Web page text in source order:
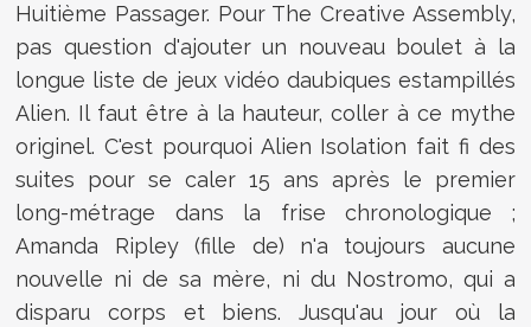
Huitième Passager. Pour The Creative Assembly,
pas question d'ajouter un nouveau boulet à la
longue liste de jeux vidéo daubiques estampillés
Alien. Il faut être à la hauteur, coller à ce mythe
originel. C'est pourquoi Alien Isolation fait fi des
suites pour se caler 15 ans après le premier
long-métrage dans la frise chronologique ;
Amanda Ripley (fille de) n'a toujours aucune
nouvelle ni de sa mère, ni du Nostromo, qui a
disparu corps et biens. Jusqu'au jour où la